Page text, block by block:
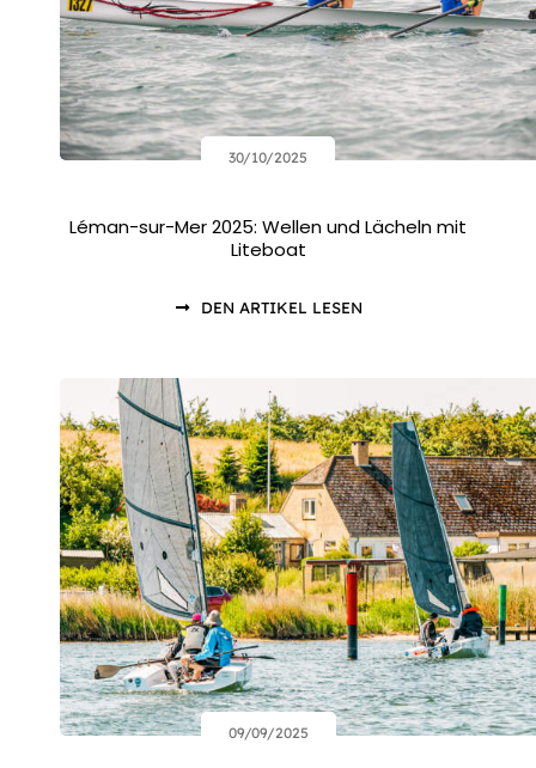
30/10/2025
Léman-sur-Mer 2025: Wellen und Lächeln mit
Liteboat
DEN ARTIKEL LESEN
09/09/2025